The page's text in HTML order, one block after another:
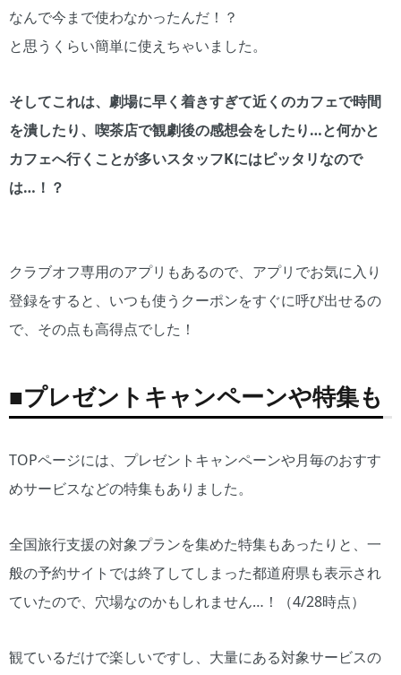
なんで今まで使わなかったんだ！？
と思うくらい簡単に使えちゃいました。
そしてこれは、劇場に早く着きすぎて近くのカフェで時間
を潰したり、喫茶店で観劇後の感想会をしたり…と何かと
カフェへ行くことが多いスタッフKにはピッタリなので
は…！？
クラブオフ専用のアプリもあるので、アプリでお気に入り
登録をすると、いつも使うクーポンをすぐに呼び出せるの
で、その点も高得点でした！
■プレゼントキャンペーンや特集も
TOPページには、プレゼントキャンペーンや月毎のおすす
めサービスなどの特集もありました。
全国旅行支援の対象プランを集めた特集もあったりと、一
般の予約サイトでは終了してしまった都道府県も表示され
ていたので、穴場なのかもしれません…！（4/28時点）
観ているだけで楽しいですし、大量にある対象サービスの